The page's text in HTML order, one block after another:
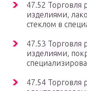
47.52 Торговля
изделиями,
стеклом в
47.53 Торговля
изделиями,
47.54 Торговля